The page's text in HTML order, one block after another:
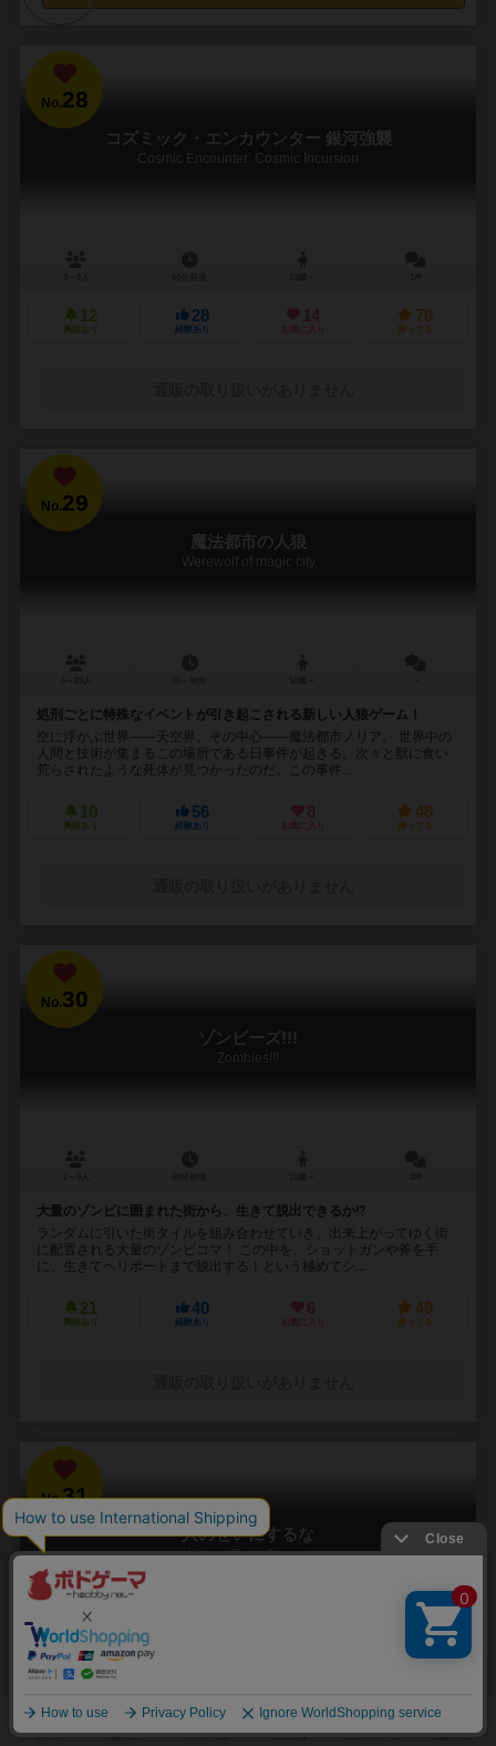
No.28
コズミック・エンカウンター 銀河強襲
Cosmic Encounter: Cosmic Incursion
12
興味あり
28
経験あり
14
お気に入り
70
持ってる
No.29
魔法都市の人狼
Werewolf of magic city
処刑ごとに特殊なイベントが引き起こされる新しい人狼ゲーム！
空に浮かぶ世界――天空界。その中心――魔法都市ノリア。 世界中の
人間と技術が集まるこの場所である日事件が起きる。次々と獣に食い
荒らされたような死体が見つかったのだ。この事件...
10
興味あり
56
経験あり
8
お気に入り
48
持ってる
No.30
ゾンビーズ!!!
Zombies!!!
大量のゾンビに囲まれた街から、生きて脱出できるか⁉︎
ランダムに引いた街タイルを組み合わせていき、出来上がってゆく街
に配置される大量のゾンビコマ！ この中を、ショットガンや斧を手
に、生きてヘリポートまで脱出する！という極めてシ...
21
興味あり
40
経験あり
6
お気に入り
49
持ってる
No.31
人のせいにするな
Hitono Seini Suruna
3～5人
責任をなすりつけろ！
「お前がやったんだろ！！」 やった覚えのないミスや罪を押し付けら